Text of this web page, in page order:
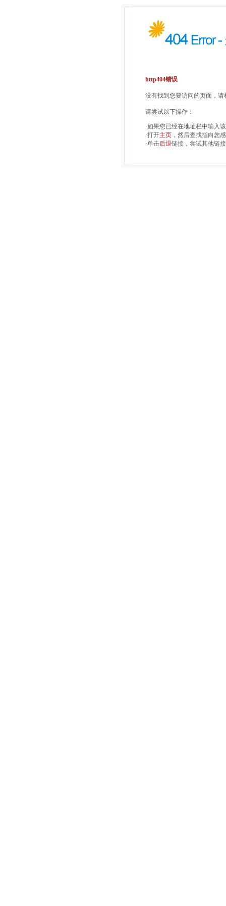
http404错误
没有找到您要访问的页面，
请尝试以下操作：
·如果您已经在地址栏中输入
·打开主页 ，然后查找指向您
·单击后退链接，尝试其他链